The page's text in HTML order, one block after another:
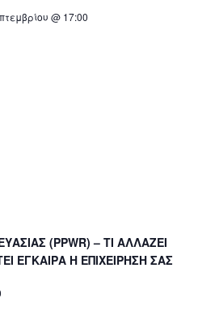
@ 17:00
(PPWR) – ΤΙ ΑΛΛΑΖΕΙ
ΕΓΚΑΙΡΑ Η ΕΠΙΧΕΙΡΗΣΗ ΣΑΣ